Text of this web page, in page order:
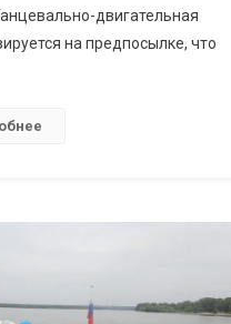
двигательная
на предпосылке, что